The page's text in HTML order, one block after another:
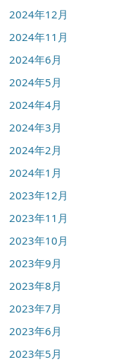
2024年12月
2024年11月
2024年6月
2024年5月
2024年4月
2024年3月
2024年2月
2024年1月
2023年12月
2023年11月
2023年10月
2023年9月
2023年8月
2023年7月
2023年6月
2023年5月